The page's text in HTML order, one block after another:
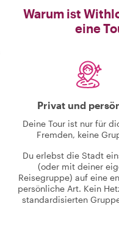
Warum ist
eine
Privat und
Deine Tour ist nur für
Fremden, keine
Du erlebst die Stadt
(oder mit deiner
Reisegruppe) auf eine
persönliche Art. Kein
standardisierten